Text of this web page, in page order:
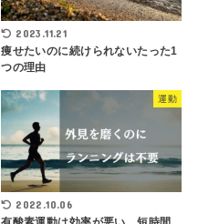
2023.11.21
痩せたいのに続けられないたった1
つの理由
運動
2022.10.06